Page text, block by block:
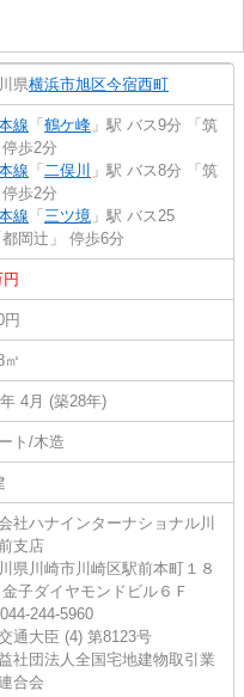
県横浜市旭区今宿西町
線 「 鶴ケ峰 」駅 バス9分 「筑
歩2分
線 「 二俣川 」駅 バス8分 「筑
歩2分
線 「 三ツ境 」駅 バス25
岡辻」 停歩6分
円
㎡
4月 (築28年)
ト/木造
社ハナインターナショナル川
支店
県川崎市川崎区駅前本町１８
金子ダイヤモンドビル６Ｆ
244-5960
通大臣 (4) 第8123号
社団法人全国宅地建物取引業
合会